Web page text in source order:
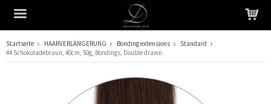
Das Produkt wurde in Ihren Warenkorb gelegt
Startseite HAARVERLÄNGERUNG Bonding extensions
Standard
#4 Schokoladebraun, 40cm, 50g, Bondings, Double drawn